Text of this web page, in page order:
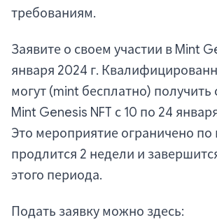
требованиям.
Заявите о своем участии в Mint
января 2024 г.
могут (mint бесплатно) получить
Mint Genesis NFT с 10 по 24
Это мероприятие ограничено по
продлится 2 недели и
этого периода.
Подать заявку можно здесь: